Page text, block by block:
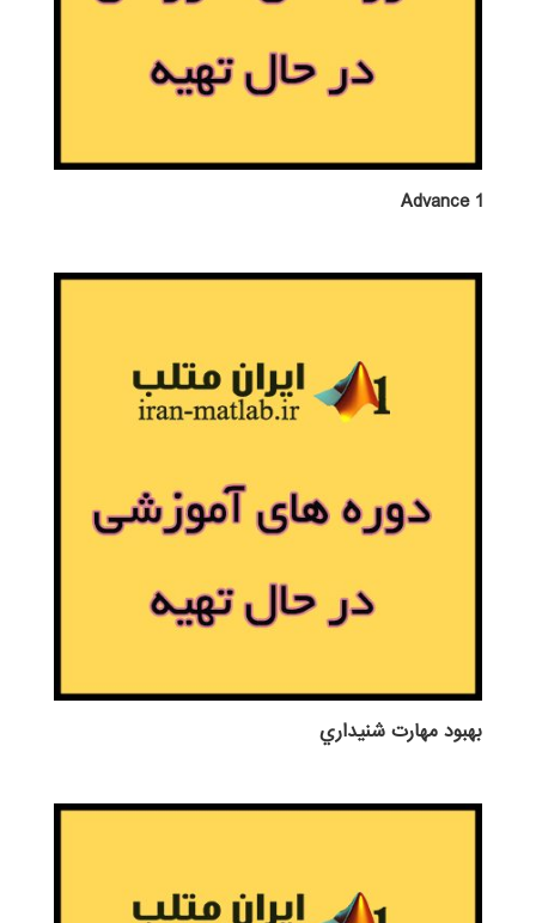
Advance 1
بهبود مهارت شنيداري